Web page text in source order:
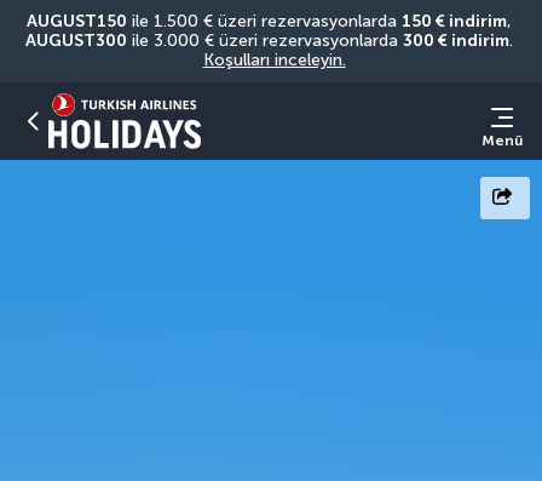
AUGUST150 ile 1.500 € üzeri rezervasyonlarda 150 € indirim
AUGUST300 ile 3.000 € üzeri rezervasyonlarda 300 € indirim
Koşulları inceleyin.
Menü